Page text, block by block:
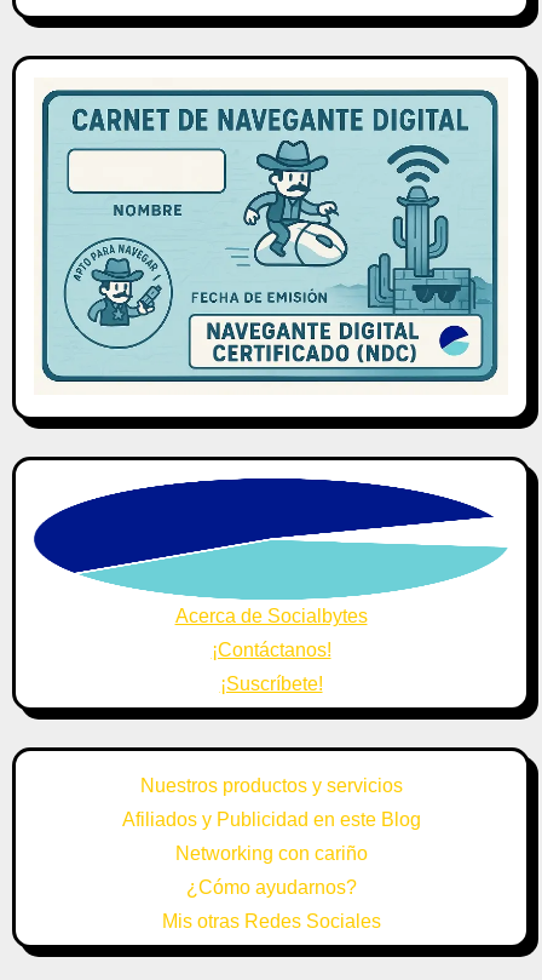
Acerca de Socialbytes
¡Contáctanos!
¡Suscríbete!
Nuestros productos y servicios
Afiliados y Publicidad en este Blog
Networking con cariño
¿Cómo ayudarnos?
Mis otras Redes Sociales